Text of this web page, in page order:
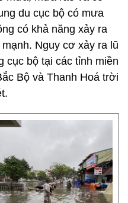
du cục bộ có mưa
có khả năng xảy ra
Nguy cơ xảy ra lũ
cục bộ tại các tỉnh miền
Bộ và Thanh Hoá trời